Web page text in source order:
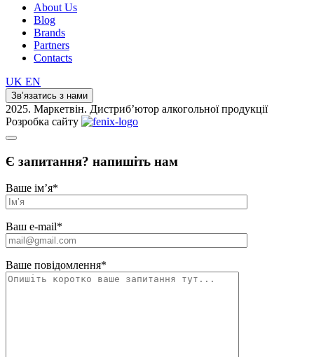
About Us
Blog
Brands
Partners
Contacts
UK EN
Зв’язатись з нами
2025. Маркетвін. Дистриб’ютор алкогольної продукції
Розробка сайту
Є запитання? напишіть нам
Ваше ім’я*
Ваш e-mail*
Ваше повідомлення*